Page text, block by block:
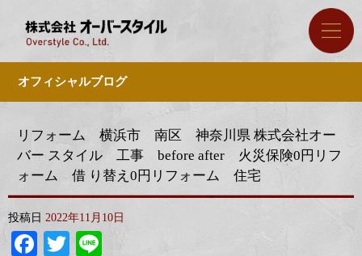
オフィシャルブログ
リフォーム 横浜市 南区 神奈川県 株式会社オー
バー スタイル 工事 before after 火災保険0円リフ
ォーム 借 り替え0円リフォーム 住宅
投稿日 2022年11月10日
Facebook
Twitter